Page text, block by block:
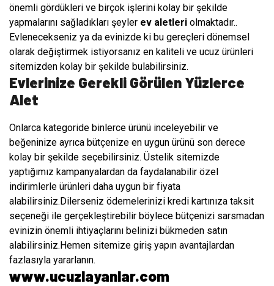
önemli gördükleri ve birçok işlerini kolay bir şekilde
yapmalarını sağladıkları şeyler ev aletleri olmaktadır..
Evlenecekseniz ya da evinizde ki bu gereçleri dönemsel
olarak değiştirmek istiyorsanız en kaliteli ve ucuz ürünleri
sitemizden kolay bir şekilde bulabilirsiniz.
Evlerinize Gerekli Görülen Yüzlerce
Alet
Onlarca kategoride binlerce ürünü inceleyebilir ve
beğeninize ayrıca bütçenize en uygun ürünü son derece
kolay bir şekilde seçebilirsiniz. Üstelik sitemizde
yaptığımız kampanyalardan da faydalanabilir özel
indirimlerle ürünleri daha uygun bir fiyata
alabilirsiniz.Dilerseniz ödemelerinizi kredi kartınıza taksit
seçeneği ile gerçekleştirebilir böylece bütçenizi sarsmadan
evinizin önemli ihtiyaçlarını belinizi bükmeden satın
alabilirsiniz.Hemen sitemize giriş yapın avantajlardan
fazlasıyla yararlanın.
www.ucuzlayanlar.com